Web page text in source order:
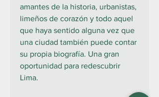
amantes de la historia, urbanistas,
limeños de corazón y todo aquel
que haya sentido alguna vez que
una ciudad también puede contar
su propia biografía. Una gran
oportunidad para redescubrir
Lima.